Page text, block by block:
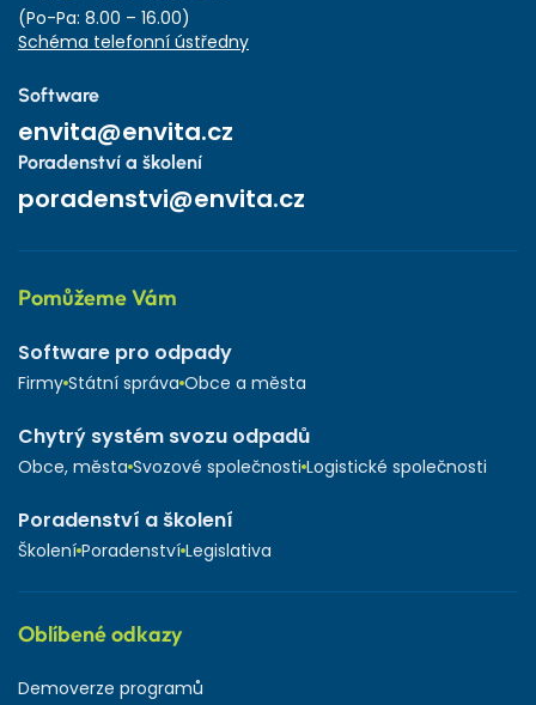
(Po-Pa: 8.00 – 16.00)
Schéma telefonní ústředny
Software
envita@envita.cz
Poradenství a školení
poradenstvi@envita.cz
Pomůžeme Vám
Software pro odpady
Firmy Státní správa Obce a města
Chytrý systém svozu odpadů
Obce, města Svozové společnosti Logistické společnosti
Poradenství a školení
Školení Poradenství Legislativa
Oblíbené odkazy
Demoverze programů